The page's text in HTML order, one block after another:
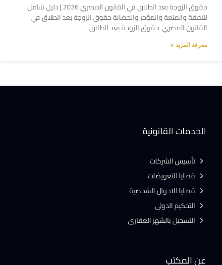
حقوق الزوجة بعد الطلاق في القانون المصري 2026 | دليل شامل
للنفقة والمتعة والمؤخر والحضانة حقوق الزوجة بعد الطلاق في
القانون المصري حقوق الزوجة بعد الطلاق
معرفة المزيد »
عن المكتب
الخدمات القانونية
تأسيس الشركات
قضايا التعويضات
قضايا الاحوال الشخصية
التحكيم الدولى
التسجيل بالشهر العقارى